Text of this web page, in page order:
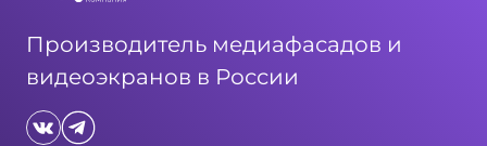
Производитель медиафасадов и
видеоэкранов в России